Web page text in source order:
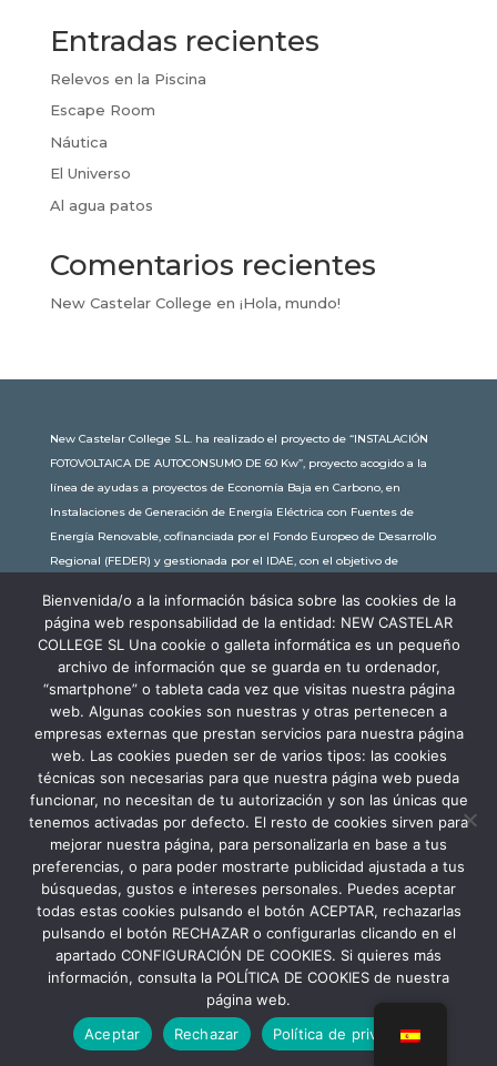
Entradas recientes
Relevos en la Piscina
Escape Room
Náutica
El Universo
Al agua patos
Comentarios recientes
New Castelar College en ¡Hola, mundo!
New Castelar College S.L. ha realizado el proyecto de “INSTALACIÓN
FOTOVOLTAICA DE AUTOCONSUMO DE 60 Kw”, proyecto acogido a la
línea de ayudas a proyectos de Economía Baja en Carbono, en
Instalaciones de Generación de Energía Eléctrica con Fuentes de
Energía Renovable, cofinanciada por el Fondo Europeo de Desarrollo
Regional (FEDER) y gestionada por el IDAE, con el objetivo de
subvención de 30.245,63€. Con una potencia instalada de 60kW, la
comunidad educativa de New Castelar ahorra al planeta 34,79
toneladas de CO2 al año, lo que equivale a recorrer 116.677 km en coche
o plantar 116 árboles al año.
Aviso Legal
Política de Privacidad
Política de Cookies
Canal Denuncia
Bienvenida/o a la información básica sobre las cookies de la
página web responsabilidad de la entidad: NEW CASTELAR
COLLEGE SL Una cookie o galleta informática es un pequeño
archivo de información que se guarda en tu ordenador,
“smartphone” o tableta cada vez que visitas nuestra página
web. Algunas cookies son nuestras y otras pertenecen a
empresas externas que prestan servicios para nuestra página
web. Las cookies pueden ser de varios tipos: las cookies
técnicas son necesarias para que nuestra página web pueda
funcionar, no necesitan de tu autorización y son las únicas que
tenemos activadas por defecto. El resto de cookies sirven para
mejorar nuestra página, para personalizarla en base a tus
preferencias, o para poder mostrarte publicidad ajustada a tus
búsquedas, gustos e intereses personales. Puedes aceptar
todas estas cookies pulsando el botón ACEPTAR, rechazarlas
pulsando el botón RECHAZAR o configurarlas clicando en el
apartado CONFIGURACIÓN DE COOKIES. Si quieres más
información, consulta la POLÍTICA DE COOKIES de nuestra
página web.
Aceptar
Rechazar Política de privacidad